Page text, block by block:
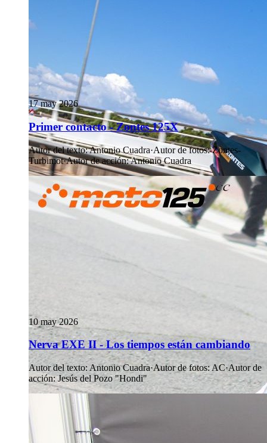
17 may 2026
Primer contacto - Zontes 125X
Autor del texto:Antonio Cuadra·Autor de fotos: Zontes-
Turbimot·Autor de acción:Antonio Cuadra
10 may 2026
Nerva EXE II - Los tiempos están cambiando
Autor del texto: Antonio Cuadra·Autor de fotos: AC·Autor de
acción: Jesús del Pozo "Hondi"